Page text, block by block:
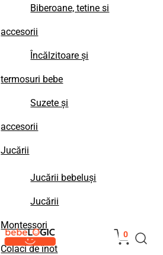
Biberoane, tetine si
accesorii
Încălzitoare și
termosuri bebe
Suzete și
accesorii
Jucării
Jucării bebeluși
Jucării
Montessori
Colaci de înot
0